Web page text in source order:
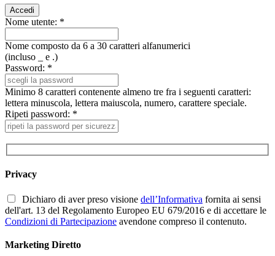
Nome utente: *
Nome composto da 6 a 30 caratteri alfanumerici
(incluso _ e .)
Password: *
Minimo 8 caratteri contenente almeno tre fra i seguenti caratteri:
lettera minuscola, lettera maiuscola, numero, carattere speciale.
Ripeti password: *
Privacy
Dichiaro di aver preso visione dell’Informativa fornita ai sensi
dell'art. 13 del Regolamento Europeo EU 679/2016 e di accettare le
Condizioni di Partecipazione avendone compreso il contenuto.
Marketing Diretto